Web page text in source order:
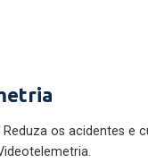
os acidentes e